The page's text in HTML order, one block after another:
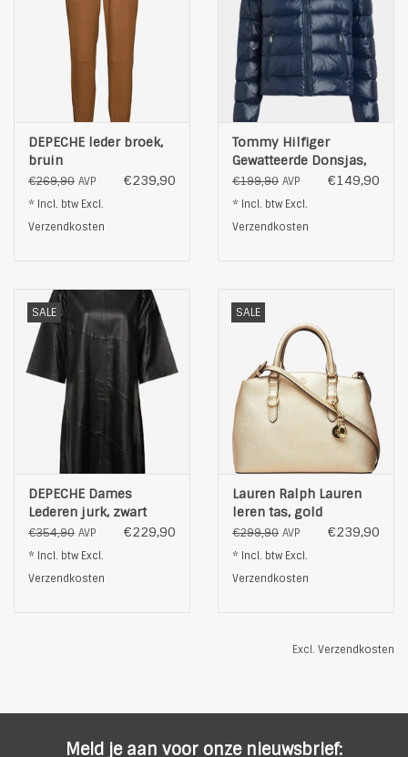
DEPECHE leder broek,
bruin
€269,90 AVP €239,90
* Incl. btw Excl.
Verzendkosten
Tommy Hilfiger
Gewatteerde Donsjas,
blauw
€199,90 AVP €149,90
* Incl. btw Excl.
Verzendkosten
SALE
DEPECHE Dames
Lederen jurk, zwart
€354,90 AVP €229,90
* Incl. btw Excl.
Verzendkosten
SALE
Lauren Ralph Lauren
leren tas, gold
€299,90 AVP €239,90
* Incl. btw Excl.
Verzendkosten
Excl. Verzendkosten
Meld je aan voor onze nieuwsbrief: